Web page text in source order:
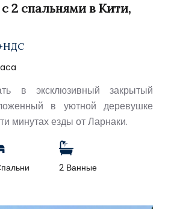
2 спальнями в Кити,
в эксклюзивный закрытый
в уютной деревушке
минутах езды от Ларнаки.
2 Ванные